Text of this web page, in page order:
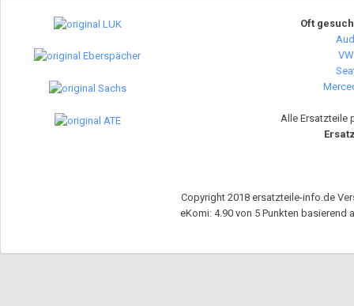
Oft
Alle Ersatzteile
Copyright 2018 ersatzteile-info.de
eKomi: 4.90 von 5 Punkten basierend